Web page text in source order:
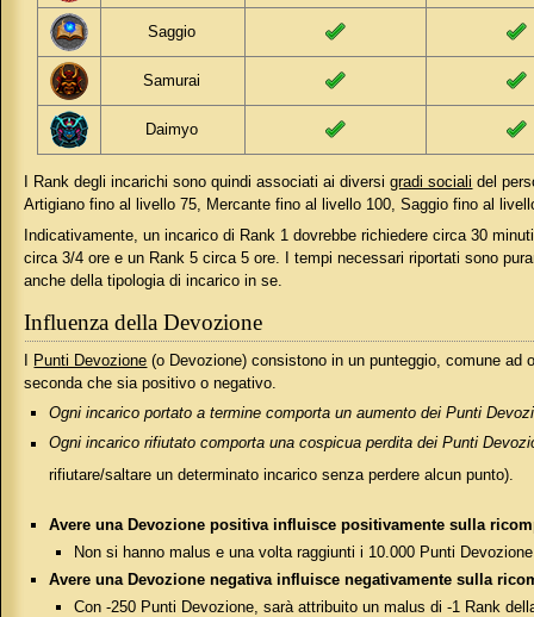
Saggio
Samurai
Daimyo
I Rank degli incarichi sono quindi associati ai diversigradi sociali del
Artigiano fino al livello 75, Mercante fino al livello 100, Saggio fino al
Indicativamente, un incarico di Rank 1 dovrebbe richiedere circa 30
circa 3/4 ore e un Rank 5 circa 5 ore. I tempi necessari riportati sono
anche della tipologia di incarico in se.
Influenza della Devozione
I Punti Devozione (o Devozione) consistono in un punteggio, comune
seconda che sia positivo o negativo.
Ogni incarico portato a termine comporta un aumento dei Punti
Ogni incarico rifiutato comporta una cospicua perdita dei Punti
rifiutare/saltare un determinato incarico senza perdere alcun punto).
Avere una Devozione positiva influisce positivamente sulla
Non si hanno malus e una volta raggiunti i 10.000 Punti
Avere una Devozione negativa influisce negativamente sulla
Con -250 Punti Devozione, sarà attribuito un malus di -1 Rank